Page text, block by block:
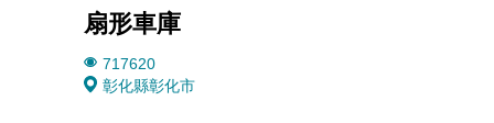
扇形車庫
717620
彰化縣彰化市